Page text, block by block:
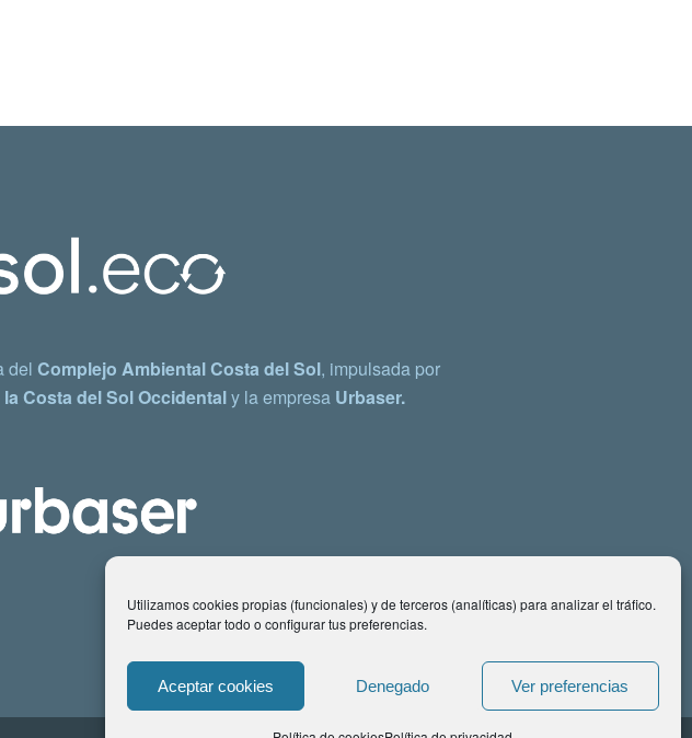
Utilizamos cookies propias (funcionales) y de terceros (analíticas) para analizar el tráfico.
Puedes aceptar todo o configurar tus preferencias.
Aceptar cookies Denegado Ver preferencias
del Complejo Ambiental Costa del Sol, impulsada por
Costa del Sol Occidentaly la empresa Urbaser.